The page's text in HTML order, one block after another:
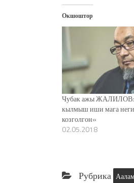
Окшоштор
Чубак ажы ЖАЛИЛОВ:
кылмыш иши мага
козголгон»
02.05.2018
Рубрика